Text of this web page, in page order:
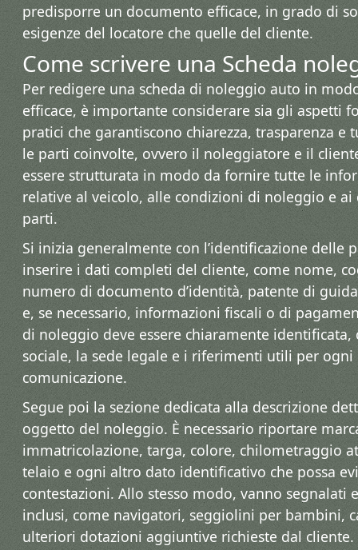
predisporre un documento efficace, in grado di
esigenze del locatore che quelle del cliente.
Come scrivere una Scheda
Per redigere una scheda di noleggio auto in
efficace, è importante considerare sia gli aspetti
pratici che garantiscono chiarezza, trasparenza e
le parti coinvolte, ovvero il noleggiatore e il
essere strutturata in modo da fornire tutte le
relative al veicolo, alle condizioni di noleggio e
parti.
Si inizia generalmente con l’identificazione delle
inserire i dati completi del cliente, come nome,
numero di documento d’identità, patente di
e, se necessario, informazioni fiscali o di
di noleggio deve essere chiaramente identificata,
sociale, la sede legale e i riferimenti utili per ogni
comunicazione.
Segue poi la sezione dedicata alla descrizione
oggetto del noleggio. È necessario riportare
immatricolazione, targa, colore, chilometraggio
telaio e ogni altro dato identificativo che possa
contestazioni. Allo stesso modo, vanno segnalati
inclusi, come navigatori, seggiolini per bambini,
ulteriori dotazioni aggiuntive richieste dal cliente.